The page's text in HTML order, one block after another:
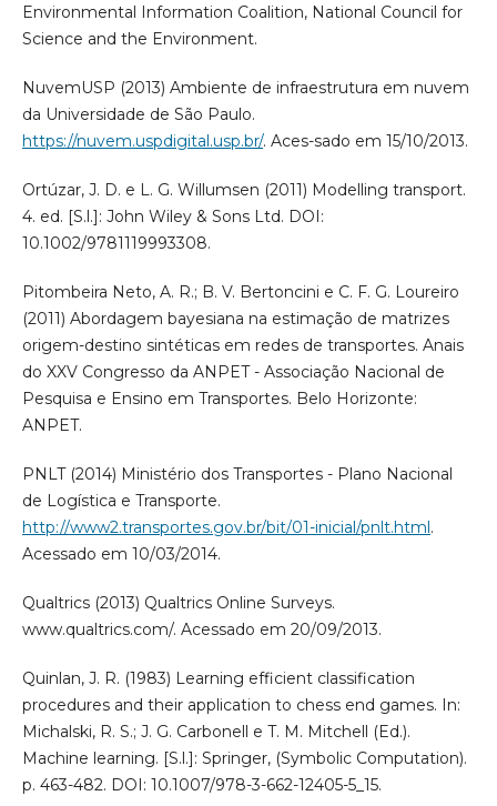
Environmental Information Coalition, National Council for
Science and the Environment.
NuvemUSP (2013) Ambiente de infraestrutura em nuvem
da Universidade de São Paulo.
https://nuvem.uspdigital.usp.br/. Aces-sado em 15/10/2013.
Ortúzar, J. D. e L. G. Willumsen (2011) Modelling transport.
4. ed. [S.l.]: John Wiley & Sons Ltd. DOI:
10.1002/9781119993308.
Pitombeira Neto, A. R.; B. V. Bertoncini e C. F. G. Loureiro
(2011) Abordagem bayesiana na estimação de matrizes
origem-destino sintéticas em redes de transportes. Anais
do XXV Congresso da ANPET - Associação Nacional de
Pesquisa e Ensino em Transportes. Belo Horizonte:
ANPET.
PNLT (2014) Ministério dos Transportes - Plano Nacional
de Logística e Transporte.
http://www2.transportes.gov.br/bit/01-inicial/pnlt.html.
Acessado em 10/03/2014.
Qualtrics (2013) Qualtrics Online Surveys.
www.qualtrics.com/. Acessado em 20/09/2013.
Quinlan, J. R. (1983) Learning efficient classification
procedures and their application to chess end games. In:
Michalski, R. S.; J. G. Carbonell e T. M. Mitchell (Ed.).
Machine learning. [S.l.]: Springer, (Symbolic Computation).
p. 463-482. DOI: 10.1007/978-3-662-12405-5_15.